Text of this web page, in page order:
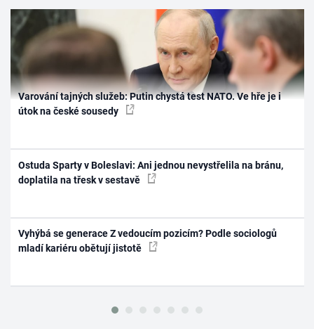
Varování tajných služeb: Putin chystá test NATO. Ve hře je i
útok na české sousedy
Ostuda Sparty v Boleslavi: Ani jednou nevystřelila na bránu,
doplatila na třesk v sestavě
Vyhýbá se generace Z vedoucím pozicím? Podle sociologů
mladí kariéru obětují jistotě